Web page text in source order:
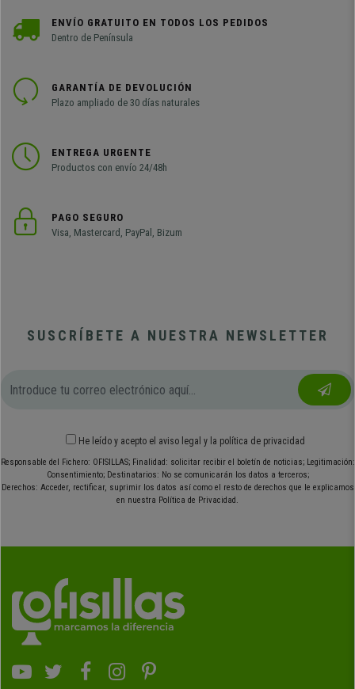
ENVÍO GRATUITO EN TODOS LOS PEDIDOS
Dentro de Península
GARANTÍA DE DEVOLUCIÓN
Plazo ampliado de 30 días naturales
ENTREGA URGENTE
Productos con envío 24/48h
PAGO SEGURO
Visa, Mastercard, PayPal, Bizum
SUSCRÍBETE A NUESTRA NEWSLETTER
He leído y acepto el aviso legal y la política de privacidad
Responsable del Fichero: OFISILLAS; Finalidad: solicitar recibir el boletín de noticias; Legitimación:
Consentimiento; Destinatarios: No se comunicarán los datos a terceros;
Derechos: Acceder, rectificar, suprimir los datos así como el resto de derechos que le explicamos
en nuestra Política de Privacidad.